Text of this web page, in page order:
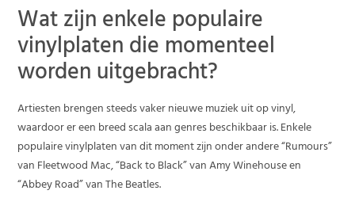
Wat zijn enkele populaire
vinylplaten die momenteel
worden uitgebracht?
Artiesten brengen steeds vaker nieuwe muziek uit op vinyl,
waardoor er een breed scala aan genres beschikbaar is. Enkele
populaire vinylplaten van dit moment zijn onder andere “Rumours”
van Fleetwood Mac, “Back to Black” van Amy Winehouse en
“Abbey Road” van The Beatles.